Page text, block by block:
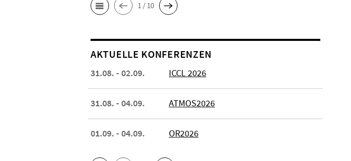
1 / 10
AKTUELLE KONFERENZEN
31.08. - 02.09. ICCL 2026
31.08. - 04.09. ATMOS2026
01.09. - 04.09. OR2026